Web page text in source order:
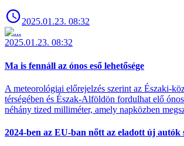
2025.01.23. 08:32
2025.01.23. 08:32
Ma is fennáll az ónos eső lehetősége
A meteorológiai előrejelzés szerint az Északi-
térségében és Észak-Alföldön fordulhat elő
néhány tized milliméter, amely napközben
2024-ben az EU-ban nőtt az eladott új autók